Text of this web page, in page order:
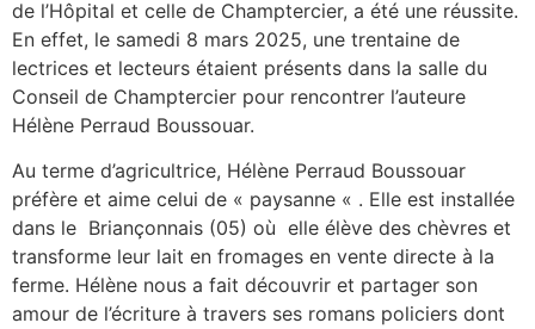
de l’Hôpital et celle de Champtercier, a été une réussite.
En effet, le samedi 8 mars 2025, une trentaine de
lectrices et lecteurs étaient présents dans la salle du
Conseil de Champtercier pour rencontrer l’auteure
Hélène Perraud Boussouar.
Au terme d’agricultrice, Hélène Perraud Boussouar
préfère et aime celui de « paysanne « . Elle est installée
dans le Briançonnais (05) où elle élève des chèvres et
transforme leur lait en fromages en vente directe à la
ferme. Hélène nous a fait découvrir et partager son
amour de l’écriture à travers ses romans policiers dont